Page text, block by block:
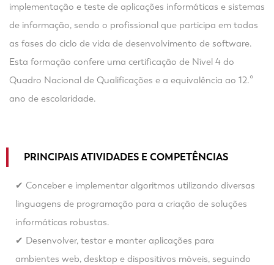
implementação e teste de aplicações informáticas e sistemas
de informação, sendo o profissional que participa em todas
as fases do ciclo de vida de desenvolvimento de software.
Esta formação confere uma certificação de Nível 4 do
Quadro Nacional de Qualificações e a equivalência ao 12.º
ano de escolaridade.
PRINCIPAIS ATIVIDADES E COMPETÊNCIAS
✔ Conceber e implementar algoritmos utilizando diversas
linguagens de programação para a criação de soluções
informáticas robustas.
✔ Desenvolver, testar e manter aplicações para
ambientes web, desktop e dispositivos móveis, seguindo